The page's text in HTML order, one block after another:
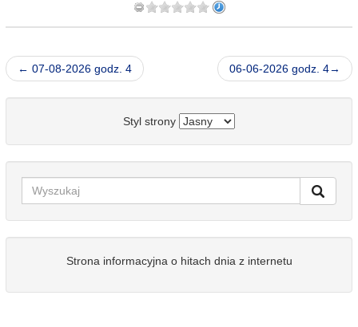
← 07-08-2026 godz. 4 06-06-2026 godz. 4→
Styl strony
Strona informacyjna o hitach dnia z internetu